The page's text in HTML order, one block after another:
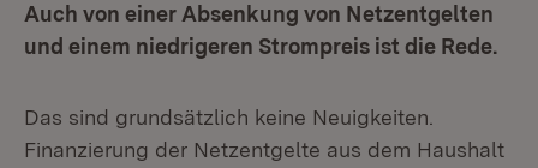
Auch von einer Absenkung von Netzentgelten
und einem niedrigeren Strompreis ist die Rede.
Das sind grundsätzlich keine Neuigkeiten.
Finanzierung der Netzentgelte aus dem Haushalt